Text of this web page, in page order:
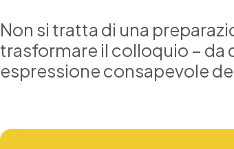
Non si tratta di una
trasformare il colloquio – da
espressione consapevole